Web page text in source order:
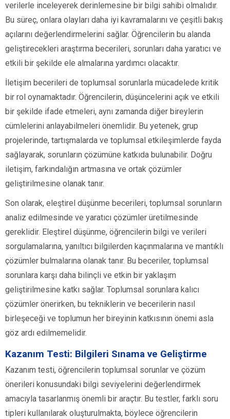
verilerle inceleyerek derinlemesine bir bilgi sahibi olmalıdır.
Bu süreç, onlara olayları daha iyi kavramalarını ve çeşitli bakış
açılarını değerlendirmelerini sağlar. Öğrencilerin bu alanda
geliştirecekleri araştırma becerileri, sorunları daha yaratıcı ve
etkili bir şekilde ele almalarına yardımcı olacaktır.
İletişim becerileri de toplumsal sorunlarla mücadelede kritik
bir rol oynamaktadır. Öğrencilerin, düşüncelerini açık ve etkili
bir şekilde ifade etmeleri, aynı zamanda diğer bireylerin
cümlelerini anlayabilmeleri önemlidir. Bu yetenek, grup
projelerinde, tartışmalarda ve toplumsal etkileşimlerde fayda
sağlayarak, sorunların çözümüne katkıda bulunabilir. Doğru
iletişim, farkındalığın artmasına ve ortak çözümler
geliştirilmesine olanak tanır.
Son olarak, eleştirel düşünme becerileri, toplumsal sorunların
analiz edilmesinde ve yaratıcı çözümler üretilmesinde
gereklidir. Eleştirel düşünme, öğrencilerin bilgi ve verileri
sorgulamalarına, yanıltıcı bilgilerden kaçınmalarına ve mantıklı
çözümler bulmalarına olanak tanır. Bu beceriler, toplumsal
sorunlara karşı daha bilinçli ve etkin bir yaklaşım
geliştirilmesine katkı sağlar. Toplumsal sorunlara kalıcı
çözümler önerirken, bu tekniklerin ve becerilerin nasıl
birleşeceği ve toplumun her bireyinin katkısının önemi asla
göz ardı edilmemelidir.
Kazanım Testi: Bilgileri Sınama ve Geliştirme
Kazanım testi, öğrencilerin toplumsal sorunlar ve çözüm
önerileri konusundaki bilgi seviyelerini değerlendirmek
amacıyla tasarlanmış önemli bir araçtır. Bu testler, farklı soru
tipleri kullanılarak oluşturulmakta, böylece öğrencilerin